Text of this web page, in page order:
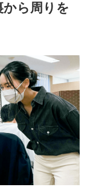
から周りを